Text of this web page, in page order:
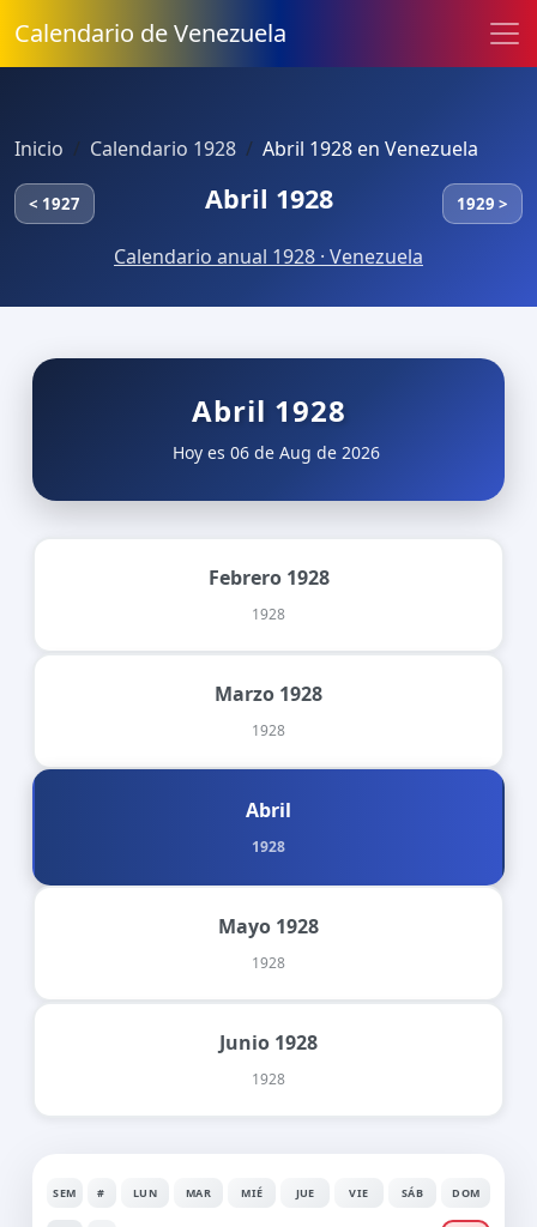
Calendario de Venezuela
Inicio Calendario 1928 Abril 1928 en Venezuela
< 1927 Abril 1928 1929 >
Calendario anual 1928 · Venezuela
Abril 1928
Hoy es 06 de Aug de 2026
Febrero 1928
1928
Marzo 1928
1928
Abril
1928
Mayo 1928
1928
Junio 1928
1928
SEM # LUN MAR MIÉ JUE VIE SÁB DOM